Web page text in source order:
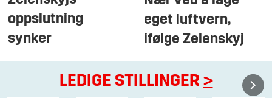
oppslutning
synker
eget luftvern,
ifølge Zelenskyj
LEDIGE STILLINGER >